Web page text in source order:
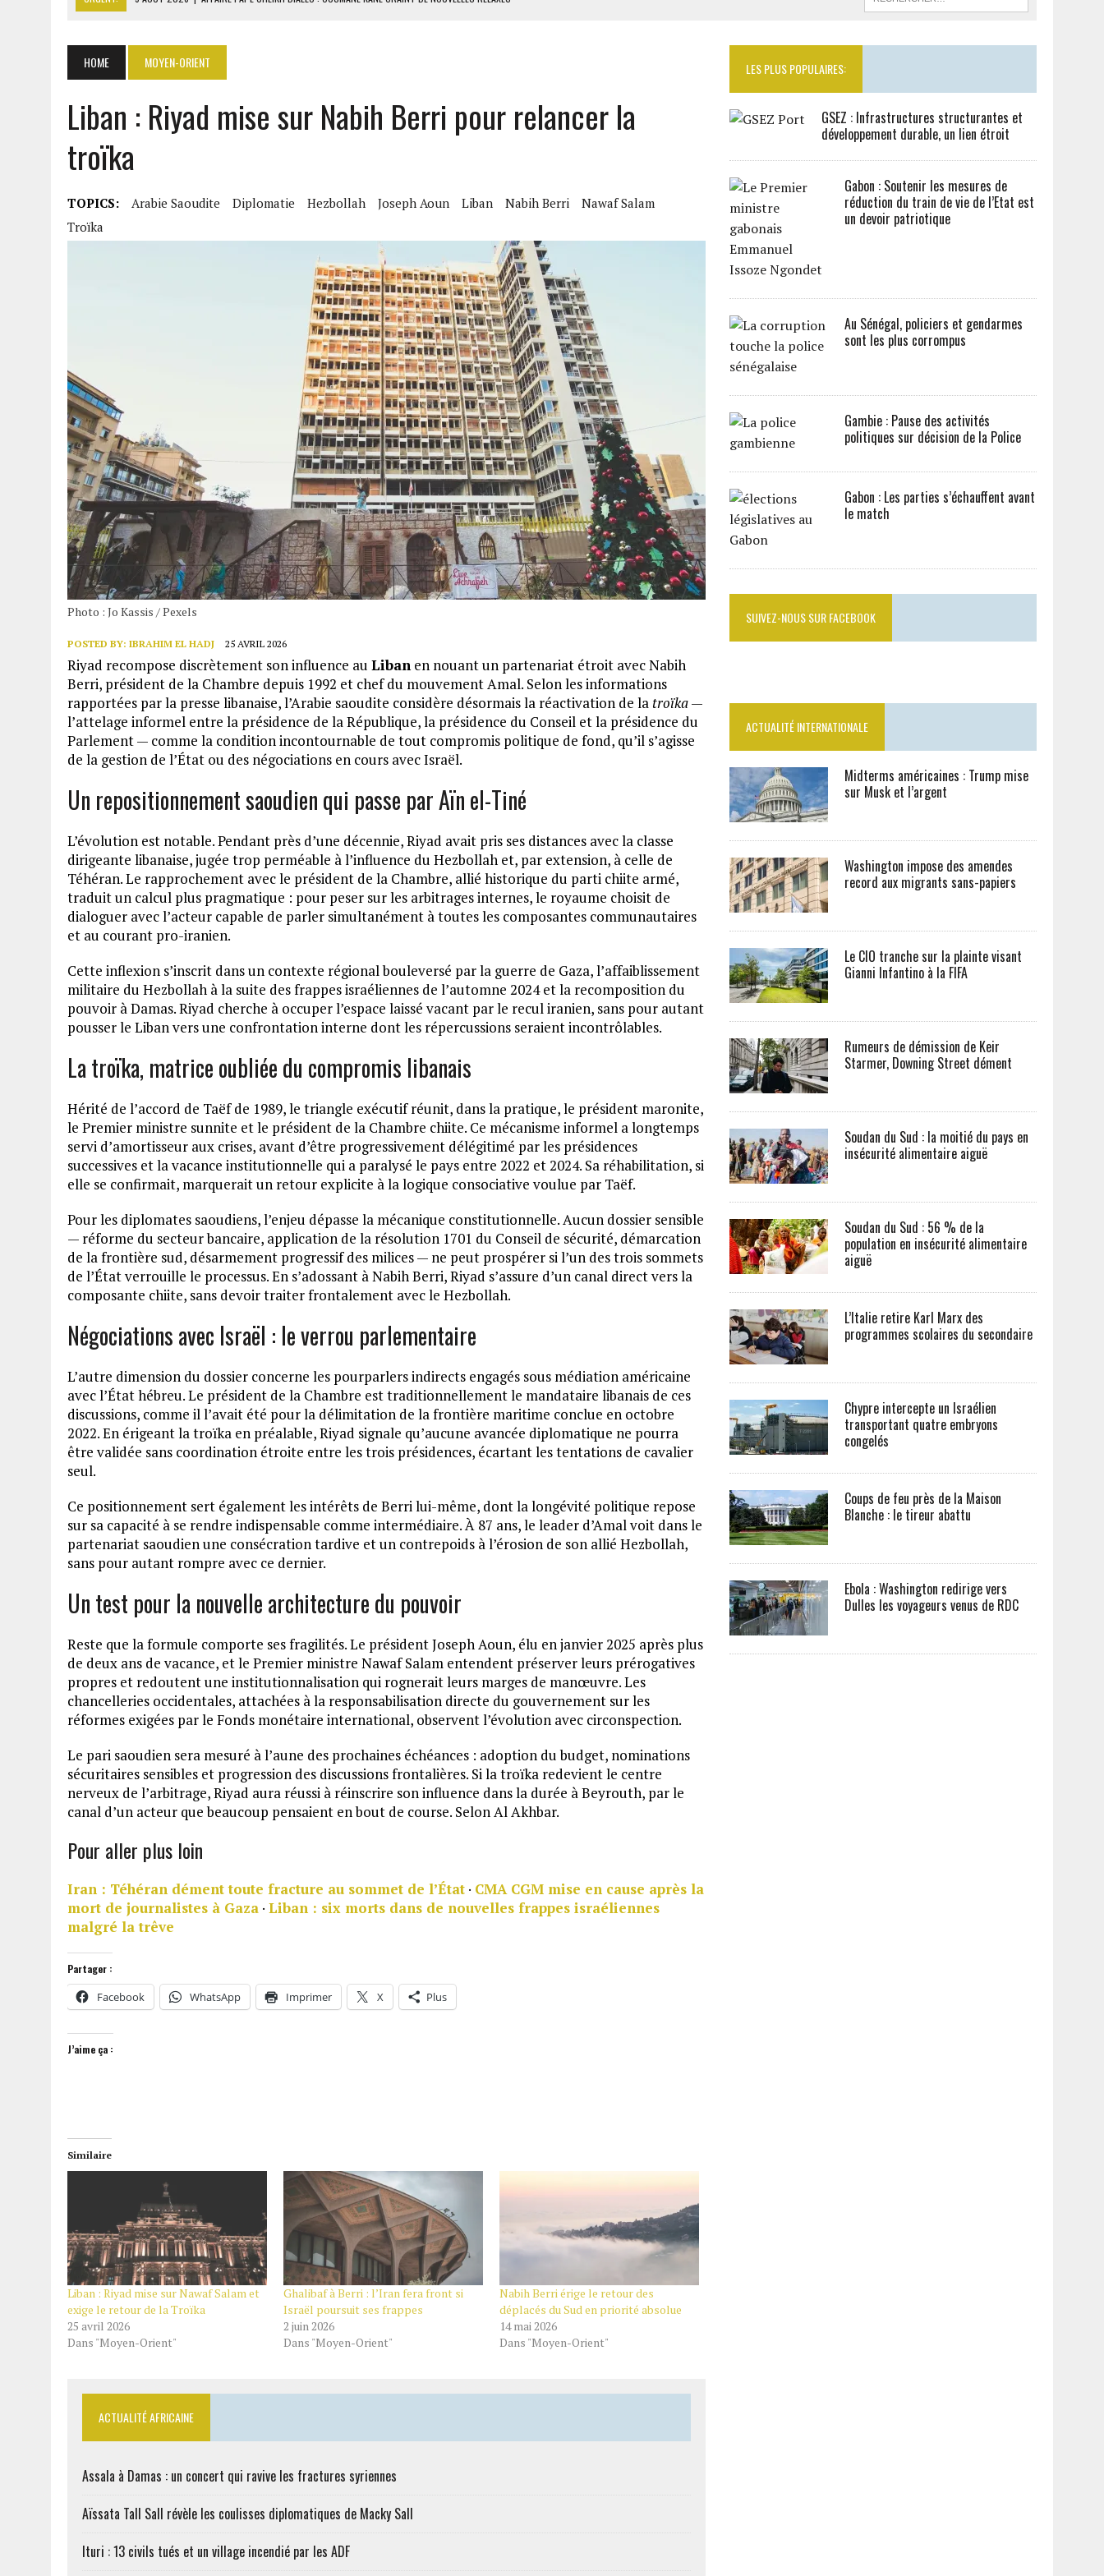
9 AOÛT 2026 | AÏSSATA TALL SALL RÉVÈLE LES COULISSES DIPLOMATIQUES DE MACKY SALL
9 AOÛT 2026
ITURI : 13 CIVILS TUÉS ET UN VILLAGE INCENDIÉ PAR LES ADF
HOME MOYEN-ORIENT
Liban : Riyad mise sur Nabih Berri pour relancer la
troïka
TOPICS: Arabie Saoudite Diplomatie Hezbollah Joseph Aoun Liban Nabih Berri
Nawaf Salam
Troïka
Photo : Jo Kassis / Pexels
POSTED BY: IBRAHIM EL HADJ 25 AVRIL 2026
Riyad recompose discrètement son influence au Liban en nouant un partenariat étroit avec Nabih
Berri, président de la Chambre depuis 1992 et chef du mouvement Amal. Selon les informations
rapportées par la presse libanaise, l’Arabie saoudite considère désormais la réactivation de la troïka—
l’attelage informel entre la présidence de la République, la présidence du Conseil et la présidence du
Parlement — comme la condition incontournable de tout compromis politique de fond, qu’il s’agisse
de la gestion de l’État ou des négociations en cours avec Israël.
Un repositionnement saoudien qui passe par Aïn el-Tiné
L’évolution est notable. Pendant près d’une décennie, Riyad avait pris ses distances avec la classe
dirigeante libanaise, jugée trop perméable à l’influence du Hezbollah et, par extension, à celle de
Téhéran. Le rapprochement avec le président de la Chambre, allié historique du parti chiite armé,
traduit un calcul plus pragmatique : pour peser sur les arbitrages internes, le royaume choisit de
dialoguer avec l’acteur capable de parler simultanément à toutes les composantes communautaires
et au courant pro-iranien.
Cette inflexion s’inscrit dans un contexte régional bouleversé par la guerre de Gaza, l’affaiblissement
militaire du Hezbollah à la suite des frappes israéliennes de l’automne 2024 et la recomposition du
pouvoir à Damas. Riyad cherche à occuper l’espace laissé vacant par le recul iranien, sans pour autant
pousser le Liban vers une confrontation interne dont les répercussions seraient incontrôlables.
La troïka, matrice oubliée du compromis libanais
Hérité de l’accord de Taëf de 1989, le triangle exécutif réunit, dans la pratique, le président maronite,
le Premier ministre sunnite et le président de la Chambre chiite. Ce mécanisme informel a longtemps
servi d’amortisseur aux crises, avant d’être progressivement délégitimé par les présidences
successives et la vacance institutionnelle qui a paralysé le pays entre 2022 et 2024. Sa réhabilitation, si
elle se confirmait, marquerait un retour explicite à la logique consociative voulue par Taëf.
Pour les diplomates saoudiens, l’enjeu dépasse la mécanique constitutionnelle. Aucun dossier sensible
— réforme du secteur bancaire, application de la résolution 1701 du Conseil de sécurité, démarcation
de la frontière sud, désarmement progressif des milices — ne peut prospérer si l’un des trois sommets
de l’État verrouille le processus. En s’adossant à Nabih Berri, Riyad s’assure d’un canal direct vers la
composante chiite, sans devoir traiter frontalement avec le Hezbollah.
Négociations avec Israël : le verrou parlementaire
L’autre dimension du dossier concerne les pourparlers indirects engagés sous médiation américaine
avec l’État hébreu. Le président de la Chambre est traditionnellement le mandataire libanais de ces
discussions, comme il l’avait été pour la délimitation de la frontière maritime conclue en octobre
2022. En érigeant la troïka en préalable, Riyad signale qu’aucune avancée diplomatique ne pourra
être validée sans coordination étroite entre les trois présidences, écartant les tentations de cavalier
seul.
Ce positionnement sert également les intérêts de Berri lui-même, dont la longévité politique repose
sur sa capacité à se rendre indispensable comme intermédiaire. À 87 ans, le leader d’Amal voit dans le
partenariat saoudien une consécration tardive et un contrepoids à l’érosion de son allié Hezbollah,
sans pour autant rompre avec ce dernier.
Un test pour la nouvelle architecture du pouvoir
Reste que la formule comporte ses fragilités. Le président Joseph Aoun, élu en janvier 2025 après plus
de deux ans de vacance, et le Premier ministre Nawaf Salam entendent préserver leurs prérogatives
propres et redoutent une institutionnalisation qui rognerait leurs marges de manœuvre. Les
chancelleries occidentales, attachées à la responsabilisation directe du gouvernement sur les
réformes exigées par le Fonds monétaire international, observent l’évolution avec circonspection.
Le pari saoudien sera mesuré à l’aune des prochaines échéances : adoption du budget, nominations
sécuritaires sensibles et progression des discussions frontalières. Si la troïka redevient le centre
nerveux de l’arbitrage, Riyad aura réussi à réinscrire son influence dans la durée à Beyrouth, par le
canal d’un acteur que beaucoup pensaient en bout de course. Selon Al Akhbar.
Pour aller plus loin
Iran : Téhéran dément toute fracture au sommet de l’État · CMA CGM mise en cause après la
mort de journalistes à Gaza · Liban : six morts dans de nouvelles frappes israéliennes
malgré la trêve
Partager :
Facebook WhatsApp Imprimer X Plus
J’aime ça :
Similaire
Liban : Riyad mise sur Nawaf Salam et
exige le retour de la Troïka
25 avril 2026
Dans "Moyen-Orient"
Ghalibaf à Berri : l’Iran fera front si
Israël poursuit ses frappes
2 juin 2026
Dans "Moyen-Orient"
Nabih Berri érige le retour des
déplacés du Sud en priorité absolue
14 mai 2026
Dans "Moyen-Orient"
ACTUALITÉ AFRICAINE
Assala à Damas : un concert qui ravive les fractures syriennes
Aïssata Tall Sall révèle les coulisses diplomatiques de Macky Sall
Ituri : 13 civils tués et un village incendié par les ADF
LES PLUS POPULAIRES:
GSEZ : Infrastructures structurantes et
développement durable, un lien étroit
Gabon : Soutenir les mesures de
réduction du train de vie de l’Etat est
un devoir patriotique
Au Sénégal, policiers et gendarmes
sont les plus corrompus
Gambie : Pause des activités
politiques sur décision de la Police
Gabon : Les parties s’échauffent avant
le match
SUIVEZ-NOUS SUR FACEBOOK
ACTUALITÉ INTERNATIONALE
Midterms américaines : Trump mise
sur Musk et l’argent
Washington impose des amendes
record aux migrants sans-papiers
Le CIO tranche sur la plainte visant
Gianni Infantino à la FIFA
Rumeurs de démission de Keir
Starmer, Downing Street dément
Soudan du Sud : la moitié du pays en
insécurité alimentaire aiguë
Soudan du Sud : 56 % de la
population en insécurité alimentaire
aiguë
L’Italie retire Karl Marx des
programmes scolaires du secondaire
Chypre intercepte un Israélien
transportant quatre embryons
congelés
Coups de feu près de la Maison
Blanche : le tireur abattu
Ebola : Washington redirige vers
Dulles les voyageurs venus de RDC